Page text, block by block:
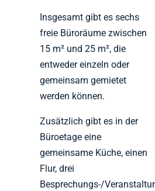
Insgesamt gibt es sechs
freie Büroräume zwischen
15 m² und 25 m², die
entweder einzeln oder
gemeinsam gemietet
werden können.
Zusätzlich gibt es in der
Büroetage eine
gemeinsame Küche, einen
Flur, drei
Besprechungs-/